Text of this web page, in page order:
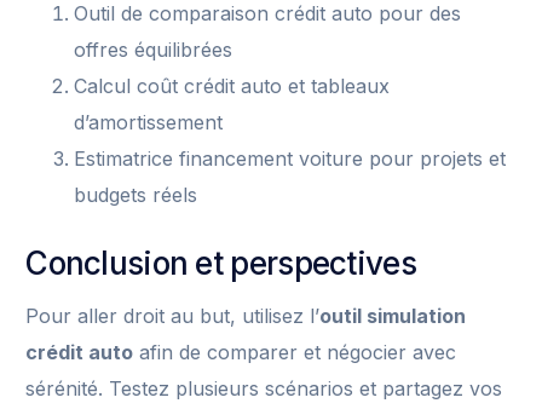
Outil de comparaison crédit auto pour des
offres équilibrées
Calcul coût crédit auto et tableaux
d’amortissement
Estimatrice financement voiture pour projets et
budgets réels
Conclusion et perspectives
Pour aller droit au but, utilisez l’outil simulation
crédit auto afin de comparer et négocier avec
sérénité. Testez plusieurs scénarios et partagez vos